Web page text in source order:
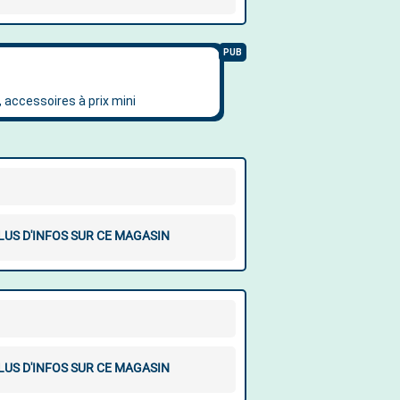
D'INFOS SUR CE MAGASIN
D'INFOS SUR CE MAGASIN